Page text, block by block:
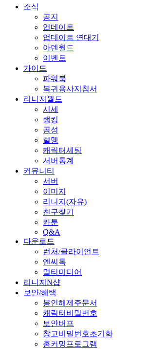
소식
공지
업데이트
업데이트 연대기
아덴월드
이벤트
가이드
파워북
복귀용사지침서
리니지월드
시세
랭킹
공성
혈맹
캐릭터세팅
서버통계
커뮤니티
서버
이미지
리니지(자유)
친구찾기
카툰
Q&A
다운로드
런처/클라이언트
엔씨톡
멀티미디어
리니지N샵
보안/혜택
봉인해제주문서
캐릭터비밀번호
보안버프
창고비밀번호초기화
홈커밍프로그램